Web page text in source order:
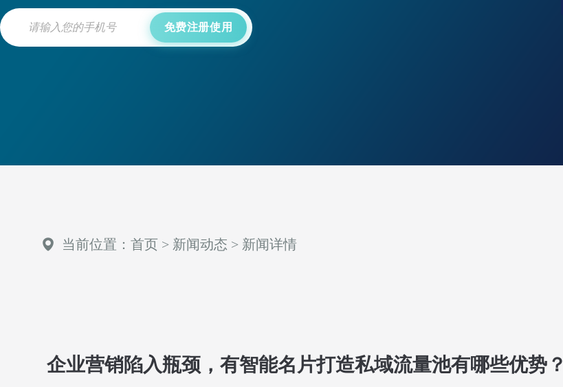
免费注册使用
当前位置： 首页 > 新闻动态 > 新闻详情
企业营销陷入瓶颈，有智能名片打造私域流量池有哪些优势？